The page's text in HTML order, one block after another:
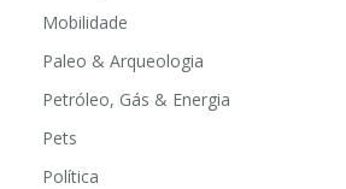
Mobilidade
Paleo & Arqueologia
Petróleo, Gás & Energia
Pets
Política